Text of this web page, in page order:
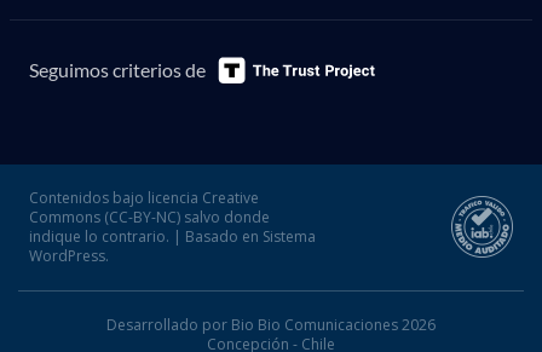
Seguimos criterios de
Contenidos bajo licencia Creative
Commons (CC-BY-NC) salvo donde
indique lo contrario. | Basado en Sistema
WordPress.
Desarrollado por Bio Bio Comunicaciones 2026
Concepción - Chile